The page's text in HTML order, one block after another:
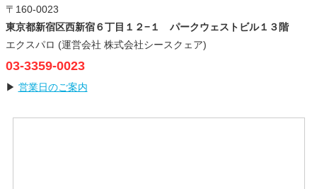
〒160-0023
東京都新宿区西新宿６丁目１２−１ パークウェストビル１３階
エクスパロ (運営会社 株式会社シースクェア)
03-3359-0023
▶ 営業日のご案内